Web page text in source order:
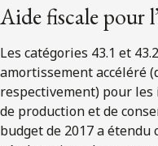
Aide fiscale pour
Les catégories 43.1 et
amortissement accéléré
respectivement) pour
de production et de
budget de 2017 a étendu